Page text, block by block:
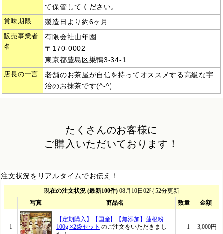
て保管してください。
賞味期限 製造日より約6ヶ月
販売事業者
名
有限会社山年園
〒170-0002
東京都豊島区巣鴨3-34-1
店長の一言
老舗のお茶屋が自信を持ってオススメする高級な宇
治のお抹茶です(^-^)
たくさんのお客様に
ご購入いただいております！
注文状況をリアルタイムでお伝え！